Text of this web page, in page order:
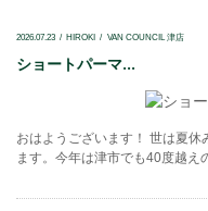
2026.07.23 HIROKI VAN COUNCIL 津店
ショートパーマ...
おはようございます！ 世は夏
ます。今年は津市でも40度越え